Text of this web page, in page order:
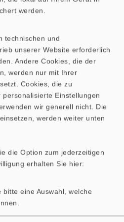
20 W
400–5000 Hz
werden.
technischen und
unserer Website erforderlich
Andere Cookies, die der
werden nur mit Ihrer
Cookies, die zu
Einstellungen
wir generell nicht. Die
werden weiter unten
die Option zum jederzeitigen
erhalten Sie hier:
eine Auswahl, welche